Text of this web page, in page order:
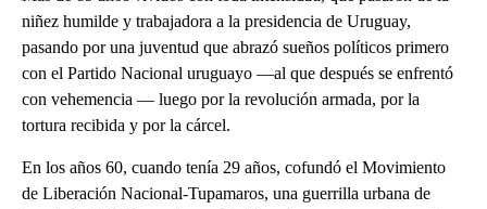
niñez humilde y trabajadora a la presidencia de Uruguay,
pasando por una juventud que abrazó sueños políticos primero
con el Partido Nacional uruguayo —al que después se enfrentó
con vehemencia — luego por la revolución armada, por la
tortura recibida y por la cárcel.
En los años 60, cuando tenía 29 años, cofundó el Movimiento
de Liberación Nacional-Tupamaros, una guerrilla urbana de